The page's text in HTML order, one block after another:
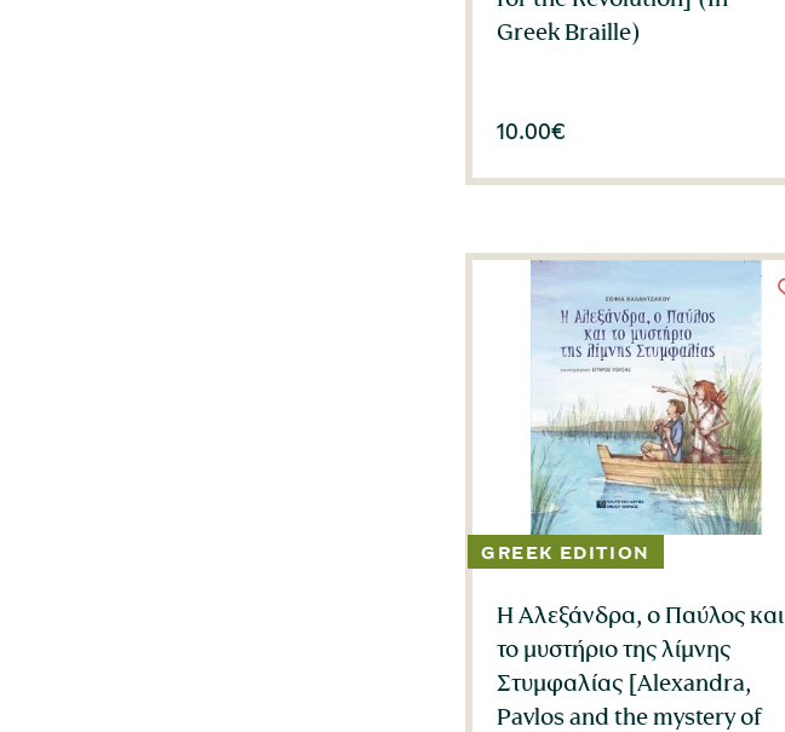
Greek Braille)
10.00€
Η Αλεξάνδρα, ο Παύλος και
το μυστήριο της λίμνης
Στυμφαλίας [Alexandra,
Pavlos and the mystery of